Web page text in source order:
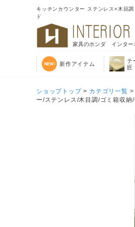
キッチンカウンター ステンレス×木目
ド
家具のホンダ インター
新作アイテム
テ
匠
ショップトップ> カテゴリ一覧
ー/ステンレス/木目調/ゴミ箱収